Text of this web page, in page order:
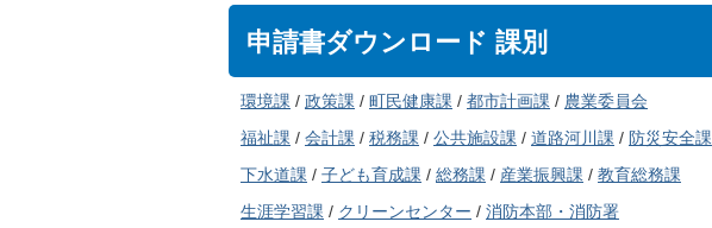
申請書ダウンロード 課別
環境課 / 政策課 / 町民健康課 / 都市計画課 / 農業委員会
福祉課 / 会計課 / 税務課 / 公共施設課 / 道路河川課 / 防災安全課
下水道課 / 子ども育成課 / 総務課 / 産業振興課 / 教育総務課
生涯学習課 / クリーンセンター / 消防本部・消防署